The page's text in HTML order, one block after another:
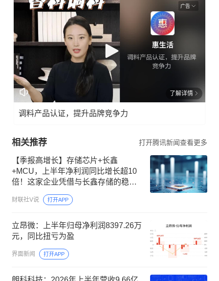
广告
了解详情
调料产品认证，提升品牌竞争力
相关推荐 打开腾讯新闻查看更多
【季报高增长】存储芯片+长鑫
+MCU，上半年净利润同比增长超10
倍！这家企业凭借与长鑫存储的稳定
关系，是少数几家在未来3年能够扩大
DDR4产能的公司之一，下半年将开启
财联社V说 打开APP
立昂微：上半年归母净利润8397.26万
元，同比扭亏为盈
界面新闻 打开APP